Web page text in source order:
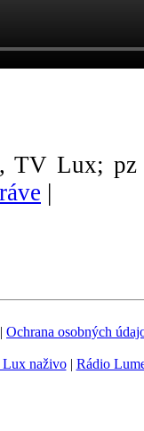
TV Lux; pz
|
| Ochrana osobných
naživo| Rádio